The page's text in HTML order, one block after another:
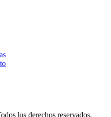
los derechos reservados.